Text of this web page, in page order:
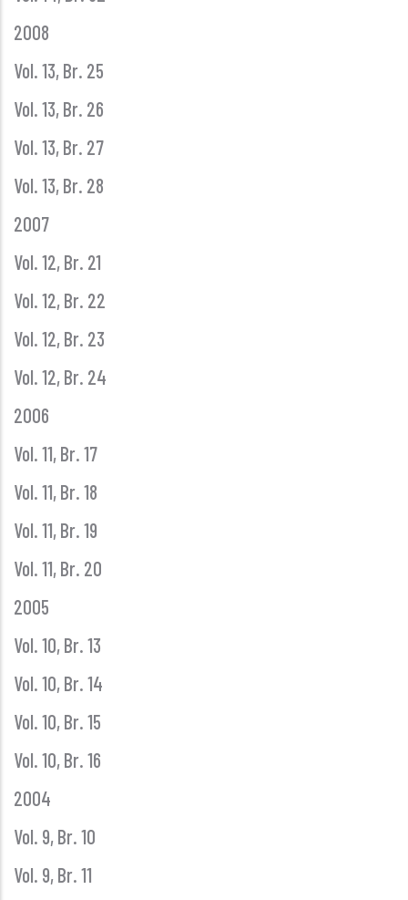
2008
Vol. 13, Br. 25
Vol. 13, Br. 26
Vol. 13, Br. 27
Vol. 13, Br. 28
2007
Vol. 12, Br. 21
Vol. 12, Br. 22
Vol. 12, Br. 23
Vol. 12, Br. 24
2006
Vol. 11, Br. 17
Vol. 11, Br. 18
Vol. 11, Br. 19
Vol. 11, Br. 20
2005
Vol. 10, Br. 13
Vol. 10, Br. 14
Vol. 10, Br. 15
Vol. 10, Br. 16
2004
Vol. 9, Br. 10
Vol. 9, Br. 11